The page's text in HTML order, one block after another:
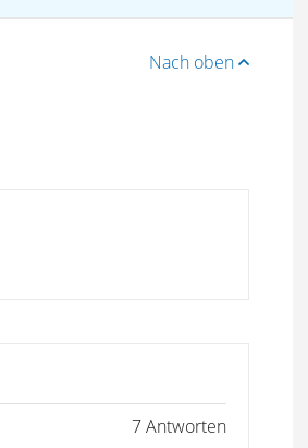
Nach oben
7 Antworten